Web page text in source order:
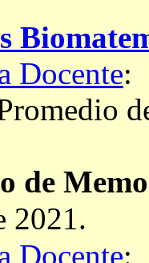
Docente:
de
2021.
Docente: